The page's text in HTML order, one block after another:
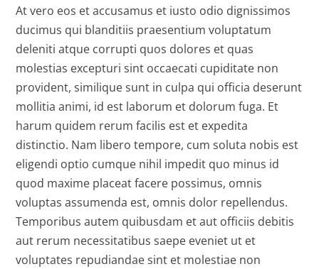
At vero eos et accusamus et iusto odio dignissimos
ducimus qui blanditiis praesentium voluptatum
deleniti atque corrupti quos dolores et quas
molestias excepturi sint occaecati cupiditate non
provident, similique sunt in culpa qui officia deserunt
mollitia animi, id est laborum et dolorum fuga. Et
harum quidem rerum facilis est et expedita
distinctio. Nam libero tempore, cum soluta nobis est
eligendi optio cumque nihil impedit quo minus id
quod maxime placeat facere possimus, omnis
voluptas assumenda est, omnis dolor repellendus.
Temporibus autem quibusdam et aut officiis debitis
aut rerum necessitatibus saepe eveniet ut et
voluptates repudiandae sint et molestiae non